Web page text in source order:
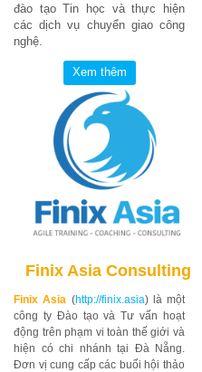
đào tạo Tin học và thực hiện
các dịch vụ chuyển giao công
nghệ.
Finix Asia Consulting
Finix Asia (http://finix.asia) là một
công ty Đào tạo và Tư vấn hoạt
động trên phạm vi toàn thế giới và
hiện có chi nhánh tại Đà Nẵng.
Đơn vị cung cấp các buổi hội thảo